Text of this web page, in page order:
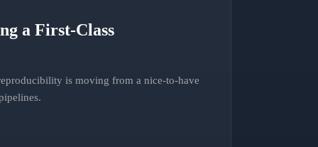
a First-Class
is moving from a nice-to-have